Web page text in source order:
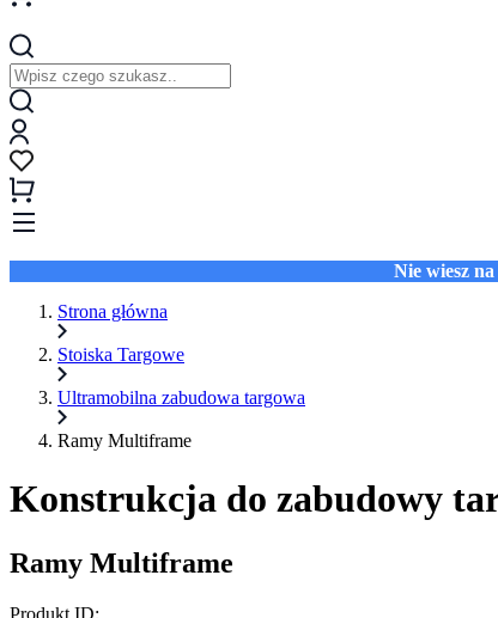
Nie wiesz
Strona główna
Stoiska Targowe
Ultramobilna zabudowa targowa
Ramy Multiframe
Konstrukcja do zabudowy
Ramy Multiframe
Produkt ID: